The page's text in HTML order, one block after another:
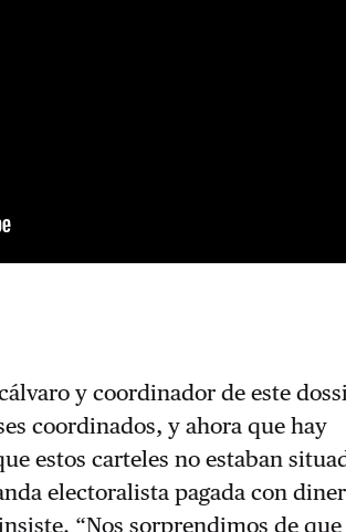
y coordinador de este
coordinados, y ahora que hay
estos carteles no estaban
electoralista pagada con
“Nos sorprendimos de